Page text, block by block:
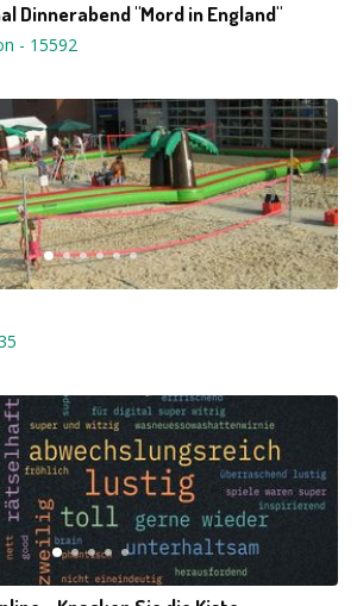
Dinnerabend "Mord in England"
- 15592